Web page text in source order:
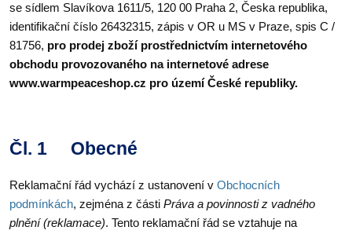
se sídlem Slavíkova 1611/5, 120 00 Praha 2, Česka republika,
identifikační číslo 26432315, zápis v OR u MS v Praze, spis C /
81756, pro prodej zboží prostřednictvím internetového
obchodu provozovaného na internetové adrese
www.warmpeaceshop.cz pro území České republiky.
Čl. 1 Obecné
Reklamační řád vychází z ustanovení v Obchocních
podmínkách, zejména z části Práva a povinnosti z vadného
plnění (reklamace). Tento reklamační řád se vztahuje na